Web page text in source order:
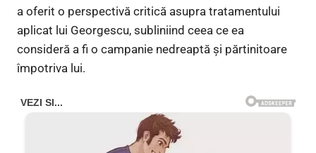
a oferit o perspectivă critică asupra tratamentului
aplicat lui Georgescu, subliniind ceea ce ea
consideră a fi o campanie nedreaptă și părtinitoare
împotriva lui.